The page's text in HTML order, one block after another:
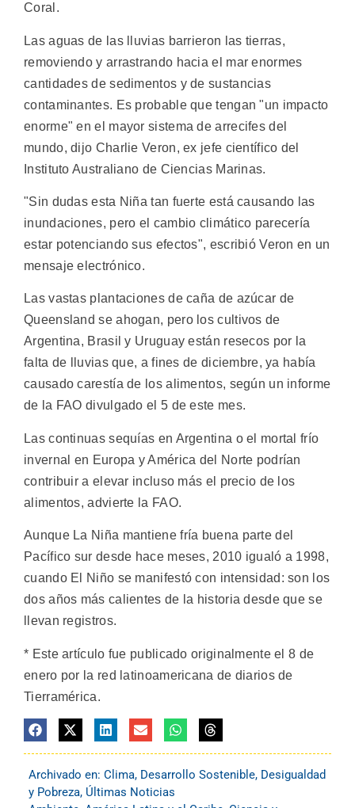
Coral.
Las aguas de las lluvias barrieron las tierras,
removiendo y arrastrando hacia el mar enormes
cantidades de sedimentos y de sustancias
contaminantes. Es probable que tengan "un impacto
enorme" en el mayor sistema de arrecifes del
mundo, dijo Charlie Veron, ex jefe científico del
Instituto Australiano de Ciencias Marinas.
"Sin dudas esta Niña tan fuerte está causando las
inundaciones, pero el cambio climático parecería
estar potenciando sus efectos", escribió Veron en un
mensaje electrónico.
Las vastas plantaciones de caña de azúcar de
Queensland se ahogan, pero los cultivos de
Argentina, Brasil y Uruguay están resecos por la
falta de lluvias que, a fines de diciembre, ya había
causado carestía de los alimentos, según un informe
de la FAO divulgado el 5 de este mes.
Las continuas sequías en Argentina o el mortal frío
invernal en Europa y América del Norte podrían
contribuir a elevar incluso más el precio de los
alimentos, advierte la FAO.
Aunque La Niña mantiene fría buena parte del
Pacífico sur desde hace meses, 2010 igualó a 1998,
cuando El Niño se manifestó con intensidad: son los
dos años más calientes de la historia desde que se
llevan registros.
* Este artículo fue publicado originalmente el 8 de
enero por la red latinoamericana de diarios de
Tierramérica.
Archivado en: Clima, Desarrollo Sostenible, Desigualdad
y Pobreza, Últimas Noticias